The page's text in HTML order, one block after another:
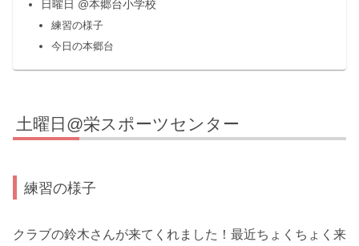
日曜日 @本郷台小学校
練習の様子
今日の本郷台
土曜日@栄スポーツセンター
練習の様子
クラブの鈴木さんが来てくれました！最近ちょくちょく来